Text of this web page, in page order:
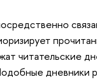
читательские
дневники